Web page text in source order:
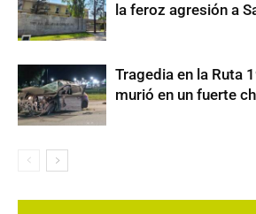
la feroz agresión a
Tragedia en la Ruta
murió en un fuerte